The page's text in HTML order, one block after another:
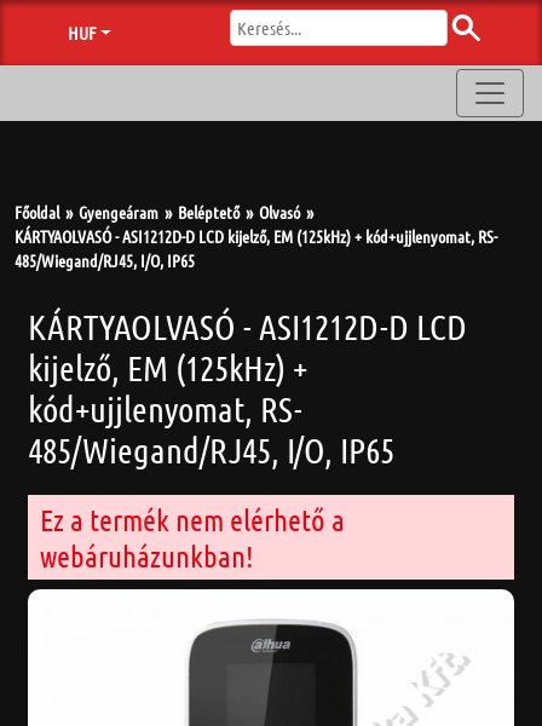
HUF
Főoldal Gyengeáram Beléptető
Olvasó
KÁRTYAOLVASÓ - ASI1212D-D LCD kijelző, EM (125kHz) + kód+ujjlenyomat, RS-
485/Wiegand/RJ45, I/O, IP65
KÁRTYAOLVASÓ - ASI1212D-D LCD
kijelző, EM (125kHz) +
kód+ujjlenyomat, RS-
485/Wiegand/RJ45, I/O, IP65
Ez a termék nem elérhető a
webáruházunkban!